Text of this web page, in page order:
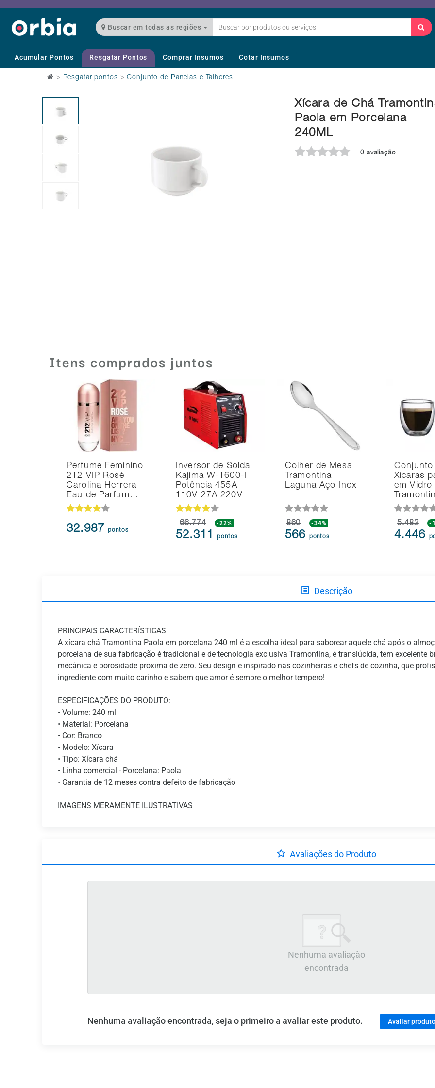
Buscar em todas as regiões
Acumular Pontos Resgatar Pontos Comprar Insumos Cotar Insumos
> Resgatar pontos >Conjunto de Panelas e Talheres
Xícara de Chá
Paola em Porcelana
240ML
0 avaliação
Itens comprados juntos
Perfume Feminino
212 VIP Rosé
Carolina Herrera
Eau de Parfum…
32.987pontos
Inversor de Solda
Kajima W-1600-I
Potência 455A
110V 27A 220V
66.774 -22%
52.311pontos
Colher de Mesa
Tramontina
Laguna Aço Inox
860 -34%
566 pontos
Conjunto
Xícaras
em Vidro
5.482 -
4.446
Descrição
PRINCIPAIS CARACTERÍSTICAS:
A xícara chá Tramontina Paola em porcelana 240 ml é a escolha ideal para saborear aquele chá após o
porcelana de sua fabricação é tradicional e de tecnologia exclusiva Tramontina, é translúcida, tem excelente
mecânica e porosidade próxima de zero. Seu design é inspirado nas cozinheiras e chefs de cozinha, que
ingrediente com muito carinho e sabem que amor é sempre o melhor tempero!
ESPECIFICAÇÕES DO PRODUTO:
• Volume: 240 ml
• Material: Porcelana
• Cor: Branco
• Modelo: Xícara
• Tipo: Xícara chá
• Linha comercial - Porcelana: Paola
• Garantia de 12 meses contra defeito de fabricação
IMAGENS MERAMENTE ILUSTRATIVAS
Avaliações do Produto
Nenhuma avaliação
encontrada
Nenhuma avaliação encontrada, seja o primeiro a avaliar este produto. Avaliar produto